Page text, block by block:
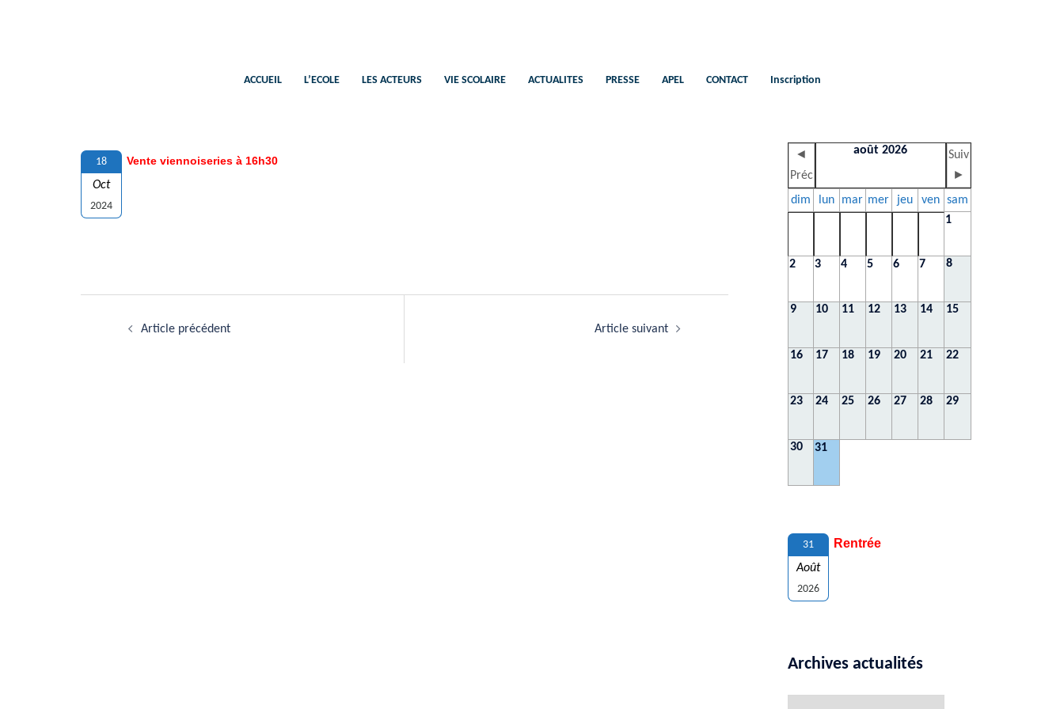
ACCUEIL L’ECOLE LES ACTEURS VIE SCOLAIRE ACTUALITES PRESSE APEL CONTACT Inscription
18
Oct
2024
Vente viennoiseries à 16h30
Article précédent Article suivant
◄
Préc
août 2026
Suiv
►
dim
lun mar mer jeu ven sam
1
2 3 4 5 6 7 8
9 10 11 12 13 14 15
16 17 18 19 20 21 22
23 24 25 26 27 28 29
30 31
31
Août
2026
Rentrée
Archives actualités